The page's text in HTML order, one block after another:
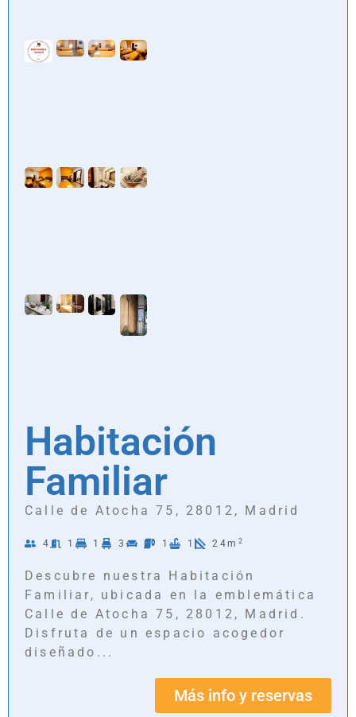
Habitación
Familiar
Calle de Atocha 75, 28012, Madrid
4 1 1 3 1 1 24m 2
Descubre nuestra Habitación
Familiar, ubicada en la emblemática
Calle de Atocha 75, 28012, Madrid.
Disfruta de un espacio acogedor
diseñado...
Más info y reservas